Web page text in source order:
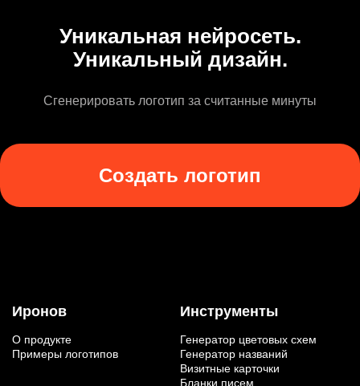
Уникальная нейросеть.
Уникальный дизайн.
Сгенерировать логотип за считанные минуты
Создать логотип
Иронов
О продукте
Примеры логотипов
Инструменты
Генератор цветовых схем
Генератор названий
Визитные карточки
Бланки писем